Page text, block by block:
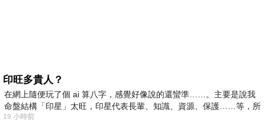
印旺多貴人？
在網上隨便玩了個 ai 算八字，感覺好像說的還蠻準……。主要是說我
命盤結構「印星」太旺，印星代表長輩、知識、資源、保護……等，所
19 小時前